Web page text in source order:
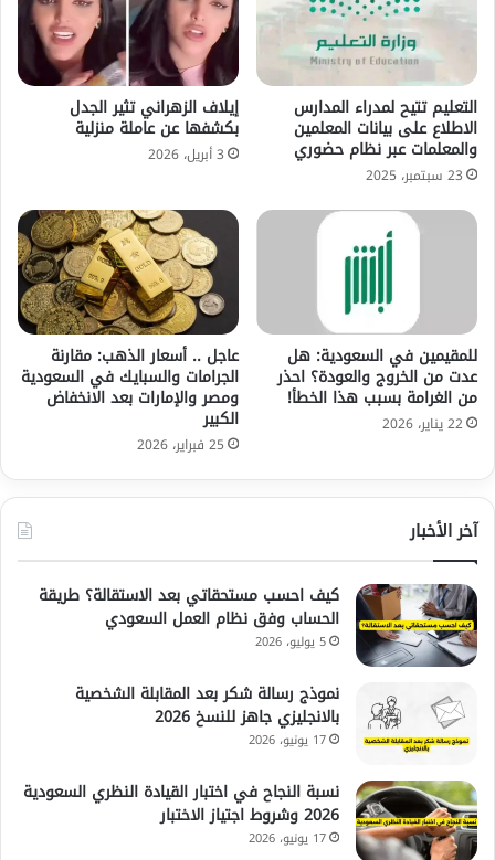
التعليم تتيح لمدراء المدارس
الاطلاع على بيانات المعلمين
والمعلمات عبر نظام حضوري
23 سبتمبر، 2025
إيلاف الزهراني تثير الجدل
بكشفها عن عاملة منزلية
3 أبريل، 2026
للمقيمين في السعودية: هل
عدت من الخروج والعودة؟ احذر
من الغرامة بسبب هذا الخطأ!
22 يناير، 2026
عاجل .. أسعار الذهب: مقارنة
الجرامات والسبايك في السعودية
ومصر والإمارات بعد الانخفاض
الكبير
25 فبراير، 2026
آخر الأخبار
كيف احسب مستحقاتي بعد الاستقالة؟ طريقة
الحساب وفق نظام العمل السعودي
5 يوليو، 2026
نموذج رسالة شكر بعد المقابلة الشخصية
بالانجليزي جاهز للنسخ 2026
17 يونيو، 2026
نسبة النجاح في اختبار القيادة النظري السعودية
2026 وشروط اجتياز الاختبار
17 يونيو، 2026